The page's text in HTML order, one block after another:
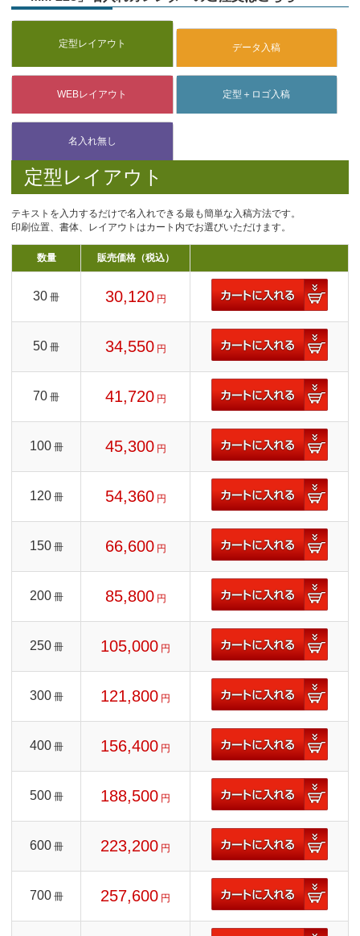
定型レイアウト
テキストを入力するだけで名入れできる最も簡単な入稿方法です。
印刷位置、書体、レイアウトはカート内でお選びいただけます。
数量 販売価格（税込）
30 冊 30,120 円
50 冊 34,550 円
70 冊 41,720 円
100 冊 45,300 円
120 冊 54,360 円
150 冊 66,600 円
200 冊 85,800 円
250 冊 105,000 円
300 冊 121,800 円
400 冊 156,400 円
500 冊 188,500 円
600 冊 223,200 円
700 冊 257,600 円